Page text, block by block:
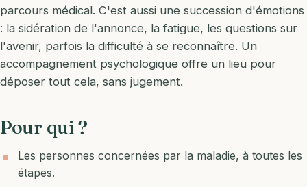
parcours médical. C'est aussi une succession d'émotions
: la sidération de l'annonce, la fatigue, les questions sur
l'avenir, parfois la difficulté à se reconnaître. Un
accompagnement psychologique offre un lieu pour
déposer tout cela, sans jugement.
Pour qui ?
Les personnes concernées par la maladie, à toutes les
étapes.